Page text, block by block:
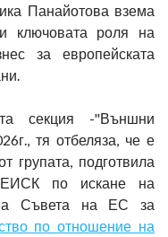
Панайотова взема
ключовата роля на
за европейската
секция -"Външни
тя отбеляза, че е
групата, подготвила
ЕИСК по искане на
на Съвета на ЕС за
по отношение на